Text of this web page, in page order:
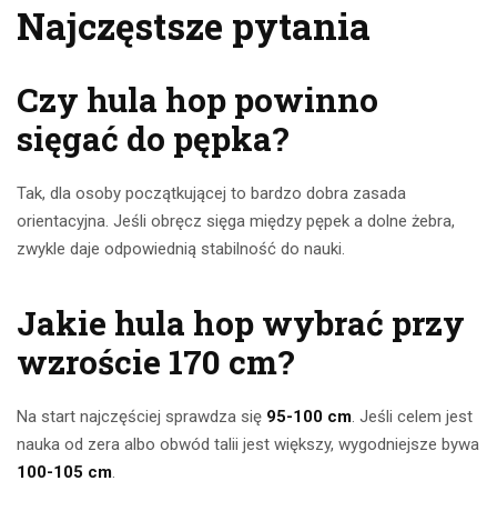
Najczęstsze pytania
Czy hula hop powinno
sięgać do pępka?
Tak, dla osoby początkującej to bardzo dobra zasada
orientacyjna. Jeśli obręcz sięga między pępek a dolne żebra,
zwykle daje odpowiednią stabilność do nauki.
Jakie hula hop wybrać przy
wzroście 170 cm?
Na start najczęściej sprawdza się 95-100 cm. Jeśli celem jest
nauka od zera albo obwód talii jest większy, wygodniejsze bywa
100-105 cm.